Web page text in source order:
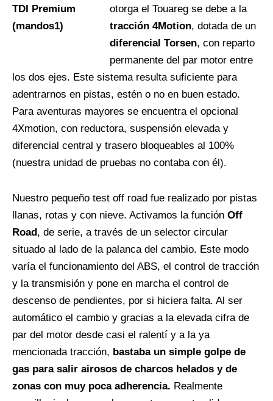
otorga el Touareg se debe a la
tracción 4Motion, dotada de un
diferencial Torsen, con reparto
permanente del par motor entre
los dos ejes. Este sistema resulta suficiente para
adentrarnos en pistas, estén o no en buen estado.
Para aventuras mayores se encuentra el opcional
4Xmotion, con reductora, suspensión elevada y
diferencial central y trasero bloqueables al 100%
(nuestra unidad de pruebas no contaba con él).
Nuestro pequeño test off road fue realizado por pistas
llanas, rotas y con nieve. Activamos la función Off
Road , de serie, a través de un selector circular
situado al lado de la palanca del cambio. Este modo
varía el funcionamiento del ABS, el control de tracción
y la transmisión y pone en marcha el control de
descenso de pendientes, por si hiciera falta. Al ser
automático el cambio y gracias a la elevada cifra de
par del motor desde casi el ralentí y a la ya
mencionada tracción, bastaba un simple golpe de
gas para salir airosos de charcos helados y de
zonas con muy poca adherencia. Realmente